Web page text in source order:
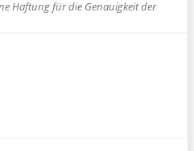
Haftung für die Genauigkeit der